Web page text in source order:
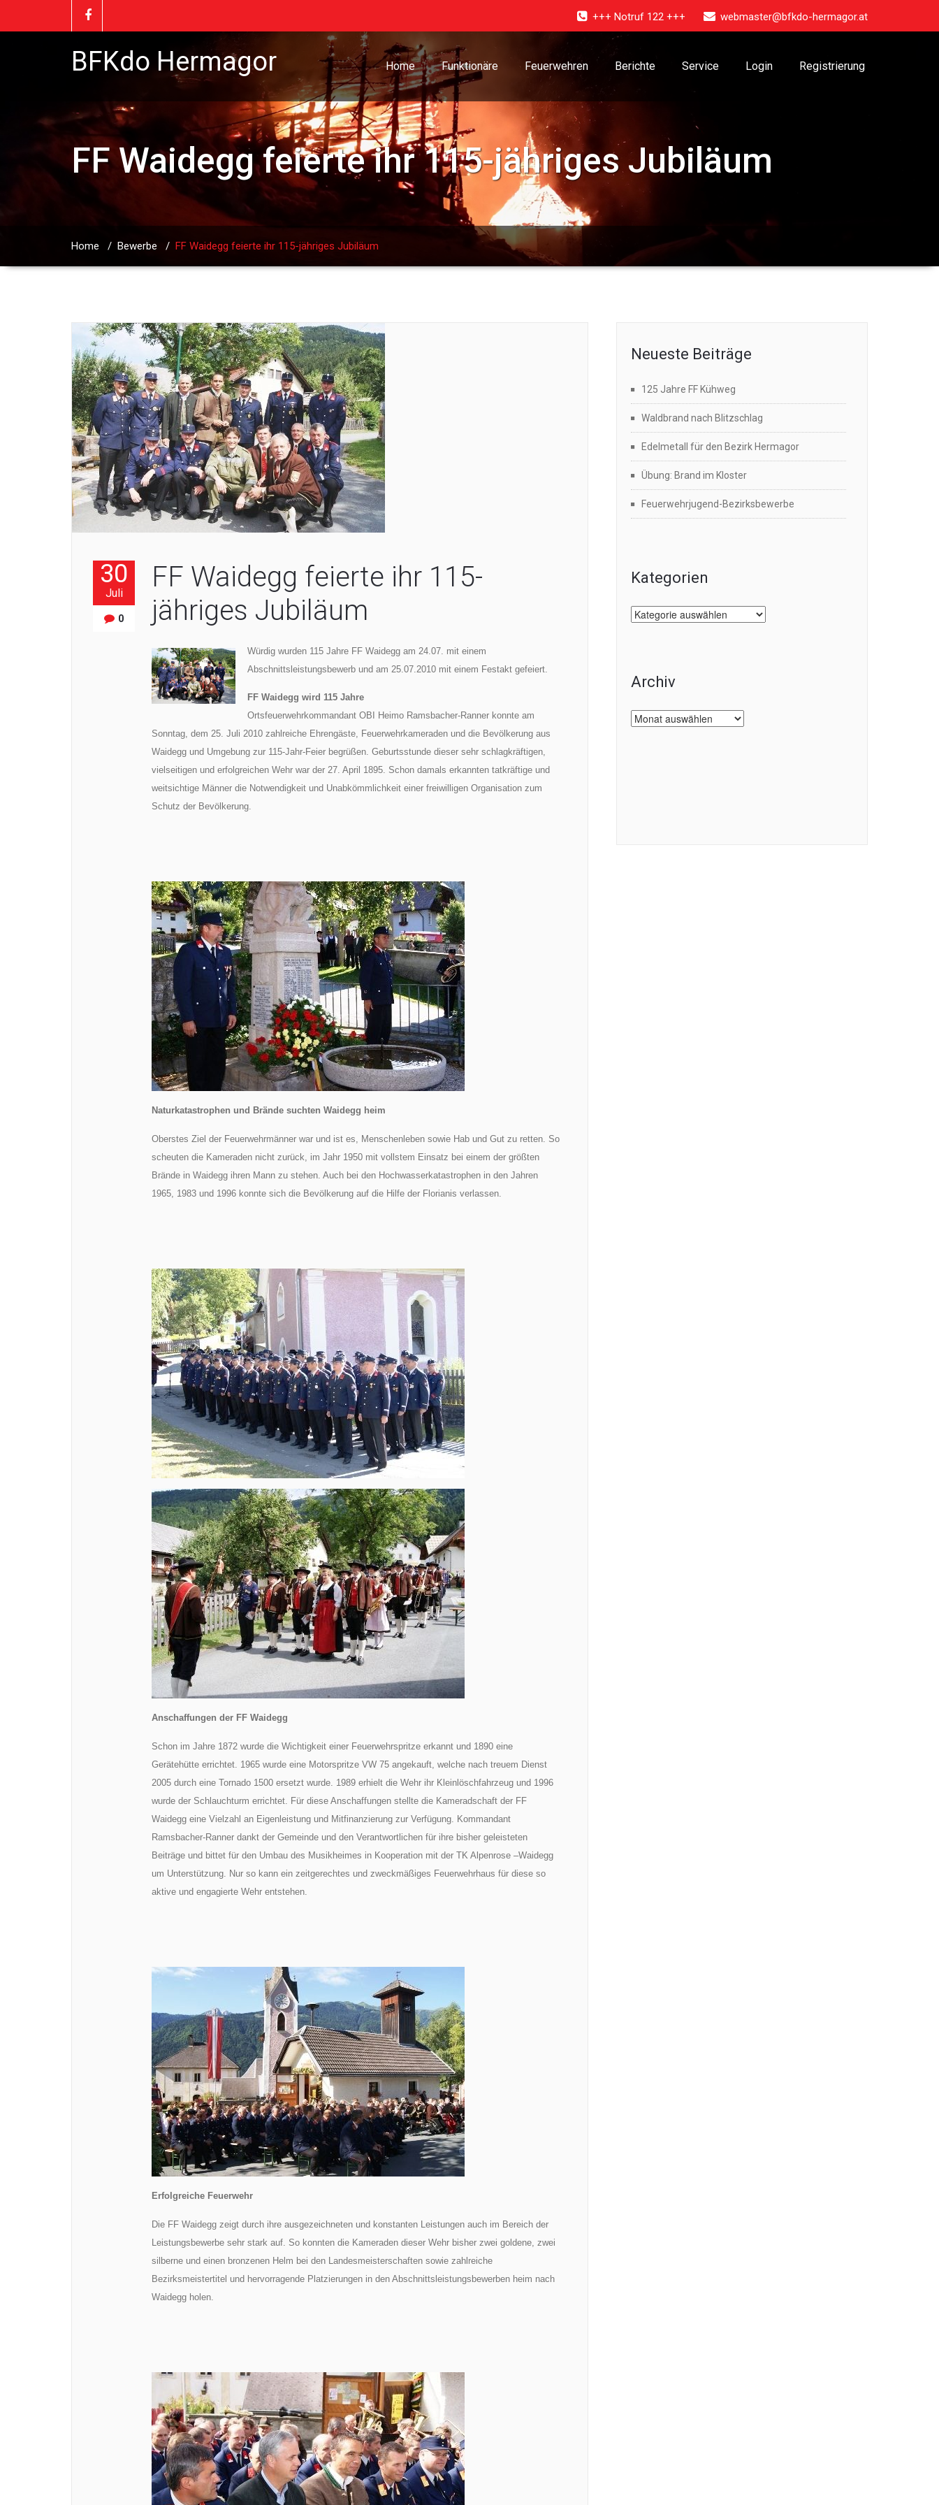
+++ Notruf 122 +++ webmaster@bfkdo-hermagor.at
BFKdo Hermagor Home Funktionäre Feuerwehren Berichte Service Login Registrierung
FF Waidegg feierte ihr 115-jähriges Jubiläum
Home / Bewerbe / FF Waidegg feierte ihr 115-jähriges Jubiläum
30
Juli
0
FF Waidegg feierte ihr 115-
jähriges Jubiläum
Würdig wurden 115 Jahre FF Waidegg am 24.07. mit einem
Abschnittsleistungsbewerb und am 25.07.2010 mit einem Festakt gefeiert.
FF Waidegg wird 115 Jahre
Ortsfeuerwehrkommandant OBI Heimo Ramsbacher-Ranner konnte am
Sonntag, dem 25. Juli 2010 zahlreiche Ehrengäste, Feuerwehrkameraden und die Bevölkerung aus
Waidegg und Umgebung zur 115-Jahr-Feier begrüßen. Geburtsstunde dieser sehr schlagkräftigen,
vielseitigen und erfolgreichen Wehr war der 27. April 1895. Schon damals erkannten tatkräftige und
weitsichtige Männer die Notwendigkeit und Unabkömmlichkeit einer freiwilligen Organisation zum
Schutz der Bevölkerung.
Naturkatastrophen und Brände suchten Waidegg heim
Oberstes Ziel der Feuerwehrmänner war und ist es, Menschenleben sowie Hab und Gut zu retten. So
scheuten die Kameraden nicht zurück, im Jahr 1950 mit vollstem Einsatz bei einem der größten
Brände in Waidegg ihren Mann zu stehen. Auch bei den Hochwasserkatastrophen in den Jahren
1965, 1983 und 1996 konnte sich die Bevölkerung auf die Hilfe der Florianis verlassen.
Anschaffungen der FF Waidegg
Schon im Jahre 1872 wurde die Wichtigkeit einer Feuerwehrspritze erkannt und 1890 eine
Gerätehütte errichtet. 1965 wurde eine Motorspritze VW 75 angekauft, welche nach treuem Dienst
2005 durch eine Tornado 1500 ersetzt wurde. 1989 erhielt die Wehr ihr Kleinlöschfahrzeug und 1996
wurde der Schlauchturm errichtet. Für diese Anschaffungen stellte die Kameradschaft der FF
Waidegg eine Vielzahl an Eigenleistung und Mitfinanzierung zur Verfügung. Kommandant
Ramsbacher-Ranner dankt der Gemeinde und den Verantwortlichen für ihre bisher geleisteten
Beiträge und bittet für den Umbau des Musikheimes in Kooperation mit der TK Alpenrose –Waidegg
um Unterstützung. Nur so kann ein zeitgerechtes und zweckmäßiges Feuerwehrhaus für diese so
aktive und engagierte Wehr entstehen.
Erfolgreiche Feuerwehr
Die FF Waidegg zeigt durch ihre ausgezeichneten und konstanten Leistungen auch im Bereich der
Leistungsbewerbe sehr stark auf. So konnten die Kameraden dieser Wehr bisher zwei goldene, zwei
silberne und einen bronzenen Helm bei den Landesmeisterschaften sowie zahlreiche
Bezirksmeistertitel und hervorragende Platzierungen in den Abschnittsleistungsbewerben heim nach
Waidegg holen.
Neueste Beiträge
125 Jahre FF Kühweg
Waldbrand nach Blitzschlag
Edelmetall für den Bezirk Hermagor
Übung: Brand im Kloster
Feuerwehrjugend-Bezirksbewerbe
Kategorien
Kategorien
Archiv
Archiv